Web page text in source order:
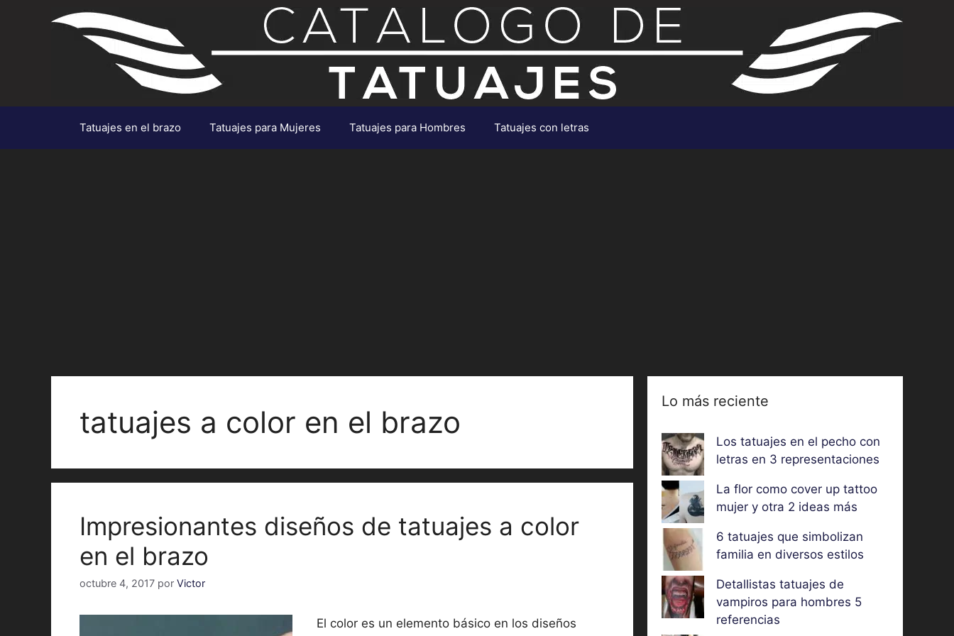
Tatuajes en el brazo Tatuajes para Mujeres Tatuajes para Hombres Tatuajes con letras
tatuajes a color en el brazo
Impresionantes diseños de tatuajes a color
en el brazo
octubre 4, 2017 por Victor
El color es un elemento básico en los diseños
Lo más reciente
Los tatuajes en el pecho con
letras en 3 representaciones
La flor como cover up tattoo
mujer y otra 2 ideas más
6 tatuajes que simbolizan
familia en diversos estilos
Detallistas tatuajes de
vampiros para hombres 5
referencias